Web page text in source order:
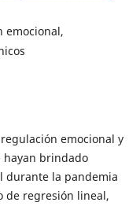
emocional,
emocional y
hayan brindado
durante la pandemia
de regresión lineal,